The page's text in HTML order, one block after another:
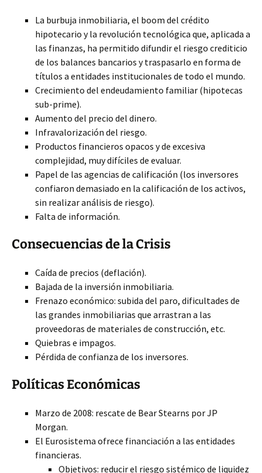
La burbuja inmobiliaria, el boom del crédito
hipotecario y la revolución tecnológica que, aplicada a
las finanzas, ha permitido difundir el riesgo crediticio
de los balances bancarios y traspasarlo en forma de
títulos a entidades institucionales de todo el mundo.
Crecimiento del endeudamiento familiar (hipotecas
sub-prime).
Aumento del precio del dinero.
Infravalorización del riesgo.
Productos financieros opacos y de excesiva
complejidad, muy difíciles de evaluar.
Papel de las agencias de calificación (los inversores
confiaron demasiado en la calificación de los activos,
sin realizar análisis de riesgo).
Falta de información.
Consecuencias de la Crisis
Caída de precios (deflación).
Bajada de la inversión inmobiliaria.
Frenazo económico: subida del paro, dificultades de
las grandes inmobiliarias que arrastran a las
proveedoras de materiales de construcción, etc.
Quiebras e impagos.
Pérdida de confianza de los inversores.
Políticas Económicas
Marzo de 2008: rescate de Bear Stearns por JP
Morgan.
El Eurosistema ofrece financiación a las entidades
financieras.
Objetivos: reducir el riesgo sistémico de liquidez